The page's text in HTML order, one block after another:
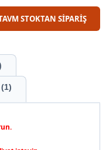
STOKTAN SİPARİŞ